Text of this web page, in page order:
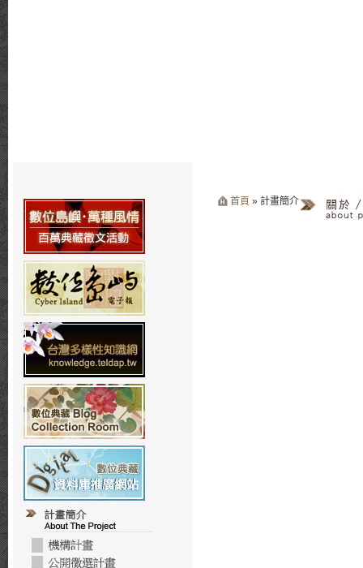
首頁 » 計畫簡介